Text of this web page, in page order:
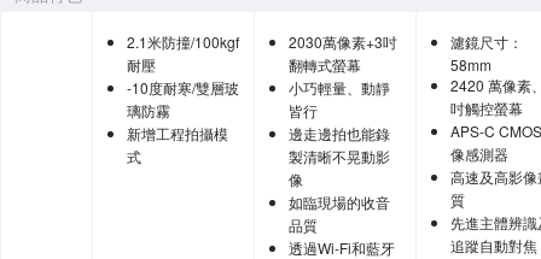
2.1米防撞/100kgf
耐壓
-10度耐寒/雙層玻
璃防霧
新增工程拍攝模
式
2030萬像素+3吋
翻轉式螢幕
小巧輕量、動靜
皆行
邊走邊拍也能錄
製清晰不晃動影
像
如臨現場的收音
品質
透過Wi-Fi和藍牙
濾鏡尺寸：
58mm
2420 萬像素
吋觸控螢幕
APS-C
像感測器
高速及高影像
質
先進主體辨識
追蹤自動對焦